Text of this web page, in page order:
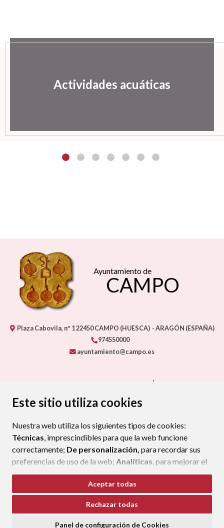
Este sitio utiliza cookies
Nuestra web utiliza los siguientes tipos de cookies:
Técnicas, imprescindibles para que la web funcione
correctamente; De personalización, para recordar sus
preferencias de uso de la web; Analíticas, para mejorar el
funcionamiento de la web y sus servicios.
Si acepta pulsando el botón“Aceptar todas”
consideramos que acepta su uso. Si pulsa el botón
Aceptar todas
Rechazar todas
Panel de configuración de Cookies
Actividades acuáticas
Ayuntamiento de
CAMPO
Plaza Cabovila, nº 122450 CAMPO (HUESCA) - ARAGÓN (ESPAÑA)
974550000
ayuntamiento@campo.es
AVISO LEGAL
PROTECCIÓN DE DATOS
POLÍTICA DE COOKIES